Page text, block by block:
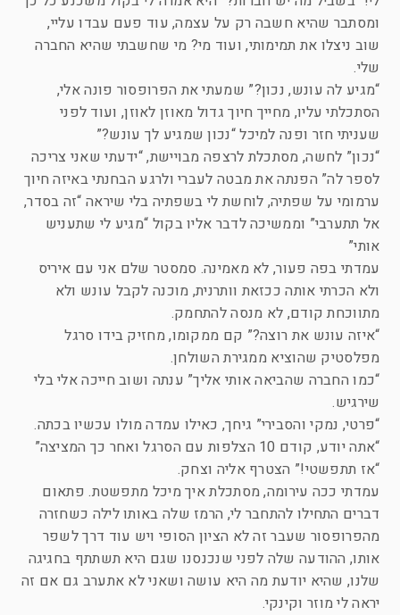
ומסתבר שהיא חשבה רק על עצמה, עוד פעם עבדו עליי,
שוב ניצלו את תמימותי, ועוד מי? מי שחשבתי שהיא החברה
שלי.
“מגיע לה עונש, נכון?” שמעתי את הפרופסור פונה אלי,
הסתכלתי עליו, מחייך חיוך גדול מאוזן לאוזן, ועוד לפני
שעניתי חזר ופנה למיכל “נכון שמגיע לך עונש?”
“נכון” לחשה, מסתכלת לרצפה מבויישת, “ידעתי שאני צריכה
לספר לה” הפנתה את מבטה לעברי ולרגע הבחנתי באיזה חיוך
ערמומי על שפתיה, לוחשת לי בשפתיה בלי שיראה “זה בסדר,
אל תתערבי” וממשיכה לדבר אליו בקול “מגיע לי שתעניש
אותי”
עמדתי בפה פעור, לא מאמינה. סמסטר שלם אני עם איריס
ולא הכרתי אותה ככזאת וותרנית, מוכנה לקבל עונש ולא
מתווכחת קודם, לא מנסה להתחמק.
“איזה עונש את רוצה?” קם ממקומו, מחזיק בידו סרגל
מפלסטיק שהוציא ממגירת השולחן.
“כמו החברה שהביאה אותי אליך” ענתה ושוב חייכה אלי בלי
שירגיש.
“פרטי, נמקי והסבירי” גיחך, כאילו עמדה מולו עכשיו בכתה.
“אתה יודע, קודם 10 הצלפות עם הסרגל ואחר כך המציצה”
“אז תתפשטי!” הצטרף אליה וצחק.
עמדתי ככה עירומה, מסתכלת איך מיכל מתפשטת. פתאום
דברים התחילו להתחבר לי, הרמז שלה באותו לילה כשחזרה
מהפרופסור שעבר זה לא הציון הסופי ויש עוד דרך לשפר
אותו, ההודעה שלה לפני שנכנסנו שגם היא תשתתף בחגיגה
שלנו, שהיא יודעת מה היא עושה ושאני לא אתערב גם אם זה
יראה לי מוזר וקינקי.